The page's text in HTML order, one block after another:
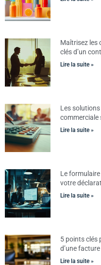
Maîtrisez les
clés d’un
Lire la suite »
Les
commerciale
Lire la suite »
Le
votre
Lire la suite »
5 points clés
d’une
Lire la suite »